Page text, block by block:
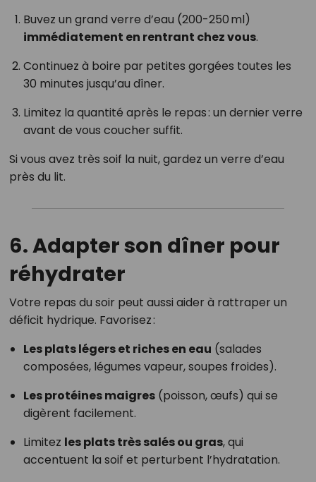
Buvez un grand verre d’eau (200-250 ml)
immédiatement en rentrant chez vous.
Continuez à boire par petites gorgées toutes les
30 minutes jusqu’au dîner.
Limitez la quantité après le repas : un dernier verre
avant de vous coucher suffit.
Si vous avez très soif la nuit, gardez un verre d’eau
près du lit.
6. Adapter son dîner pour
réhydrater
Votre repas du soir peut aussi aider à rattraper un
déficit hydrique. Favorisez :
Les plats légers et riches en eau (salades
composées, légumes vapeur, soupes froides).
Les protéines maigres(poisson, œufs) qui se
digèrent facilement.
Limitez les plats très salés ou gras, qui
accentuent la soif et perturbent l’hydratation.